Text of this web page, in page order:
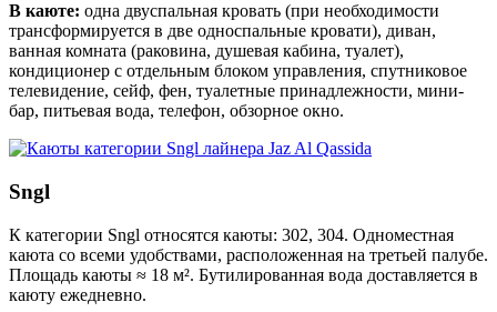
В каюте: одна двуспальная кровать (при необходимости
трансформируется в две односпальные кровати), диван,
ванная комната (раковина, душевая кабина, туалет),
кондиционер с отдельным блоком управления, спутниковое
телевидение, сейф, фен, туалетные принадлежности, мини-
бар, питьевая вода, телефон, обзорное окно.
Sngl
К категории Sngl относятся каюты: 302, 304. Одноместная
каюта со всеми удобствами, расположенная на третьей палубе.
Площадь каюты ≈ 18 м². Бутилированная вода доставляется в
каюту ежедневно.